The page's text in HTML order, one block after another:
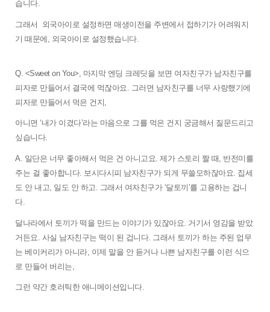
습니다.
그래서  외국아이로 설정하면 매생이전을 주변에서 접하기가 어려워지
기 때문에, 외국아이로 설정했습니다.
Q. <Sweet on You>, 마지막 엔딩 크레딧을 보면 여자친구가 남자친구를
피자로 만들어서 결국에 먹잖아요. 그러면 남자친구를 너무 사랑했기에
피자로 만들어서 먹은 건지,
아니면 ‘내가 이겼다’라는 마음으로 그를 먹은 건지 궁금해서 질문드리고
싶습니다.
A. 일단은 너무 좋아해서 먹은 건 아니고요. 제가 스토리 짤 때, 반전미를
주는 걸 좋아합니다. 보시다시피 남자친구가 되게 무쓸모하잖아요. 집세
도 안 내고, 일도 안 하고. 그래서 여자친구가 ‘달토끼’를 고용하는 겁니
다.
달나라에서 토끼가 떡을 만드는 이야기가 있잖아요. 거기서 영감을 받았
거든요. 사실 남자친구는 떡이 된 겁니다. 그래서 토끼가 하는 주된 업무
는 베이커리가 아니라, 이제 말을 안 듣거나 나쁜 남자친구를 이런 식으
로 만들어 버리는,
그런 약간 호러틱한 애니메이션입니다.